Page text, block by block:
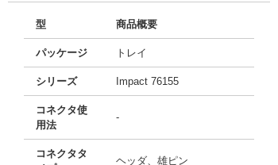
型 商品概要
パッケージ トレイ
シリーズ Impact 76155
コネクタ使
用法
-
コネクタタ
ヘッダ、雄ピン